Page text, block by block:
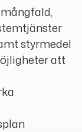
styrmedel
att